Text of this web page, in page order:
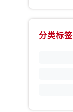
分类标签